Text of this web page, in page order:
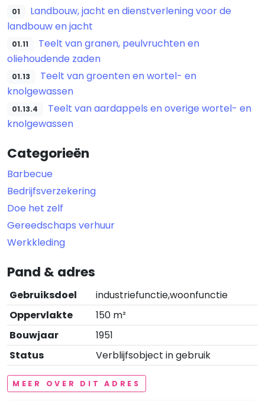
01
Landbouw, jacht en dienstverlening voor de
landbouw en jacht
01.11
Teelt van granen, peulvruchten en
oliehoudende zaden
01.13
Teelt van groenten en wortel- en
knolgewassen
01.13.4
Teelt van aardappels en overige wortel- en
knolgewassen
Categorieën
Barbecue
Bedrijfsverzekering
Doe het zelf
Gereedschaps verhuur
Werkkleding
Pand & adres
Gebruiksdoel
industriefunctie,woonfunctie
Oppervlakte
150 m²
Bouwjaar
1951
Status
Verblijfsobject in gebruik
MEER OVER DIT ADRES